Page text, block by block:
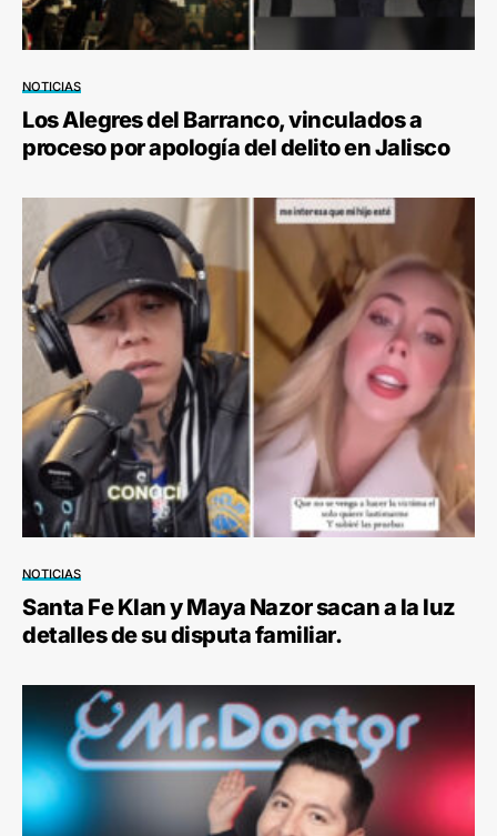
NOTICIAS
Los Alegres del Barranco, vinculados a
proceso por apología del delito en Jalisco
NOTICIAS
Santa Fe Klan y Maya Nazor sacan a la luz
detalles de su disputa familiar.